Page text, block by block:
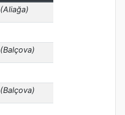
ZİYARET